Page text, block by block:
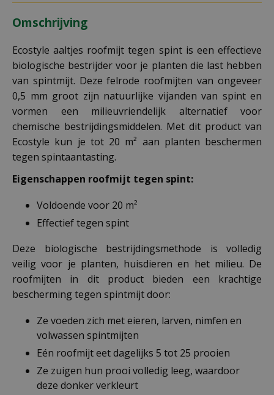
Omschrijving
Ecostyle aaltjes roofmijt tegen spint is een effectieve
biologische bestrijder voor je planten die last hebben
van spintmijt. Deze felrode roofmijten van ongeveer
0,5 mm groot zijn natuurlijke vijanden van spint en
vormen een milieuvriendelijk alternatief voor
chemische bestrijdingsmiddelen. Met dit product van
Ecostyle kun je tot 20 m² aan planten beschermen
tegen spintaantasting.
Eigenschappen roofmijt tegen spint:
Voldoende voor 20 m²
Effectief tegen spint
Deze biologische bestrijdingsmethode is volledig
veilig voor je planten, huisdieren en het milieu. De
roofmijten in dit product bieden een krachtige
bescherming tegen spintmijt door:
Ze voeden zich met eieren, larven, nimfen en
volwassen spintmijten
Eén roofmijt eet dagelijks 5 tot 25 prooien
Ze zuigen hun prooi volledig leeg, waardoor
deze donker verkleurt